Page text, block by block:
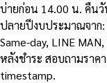
บ่ายก่อน 14.00 น. คืนวั
ปลายปีงบประมาณจาก:
Same-day, LINE
หลังชำระ สอบถามราค
timestamp.